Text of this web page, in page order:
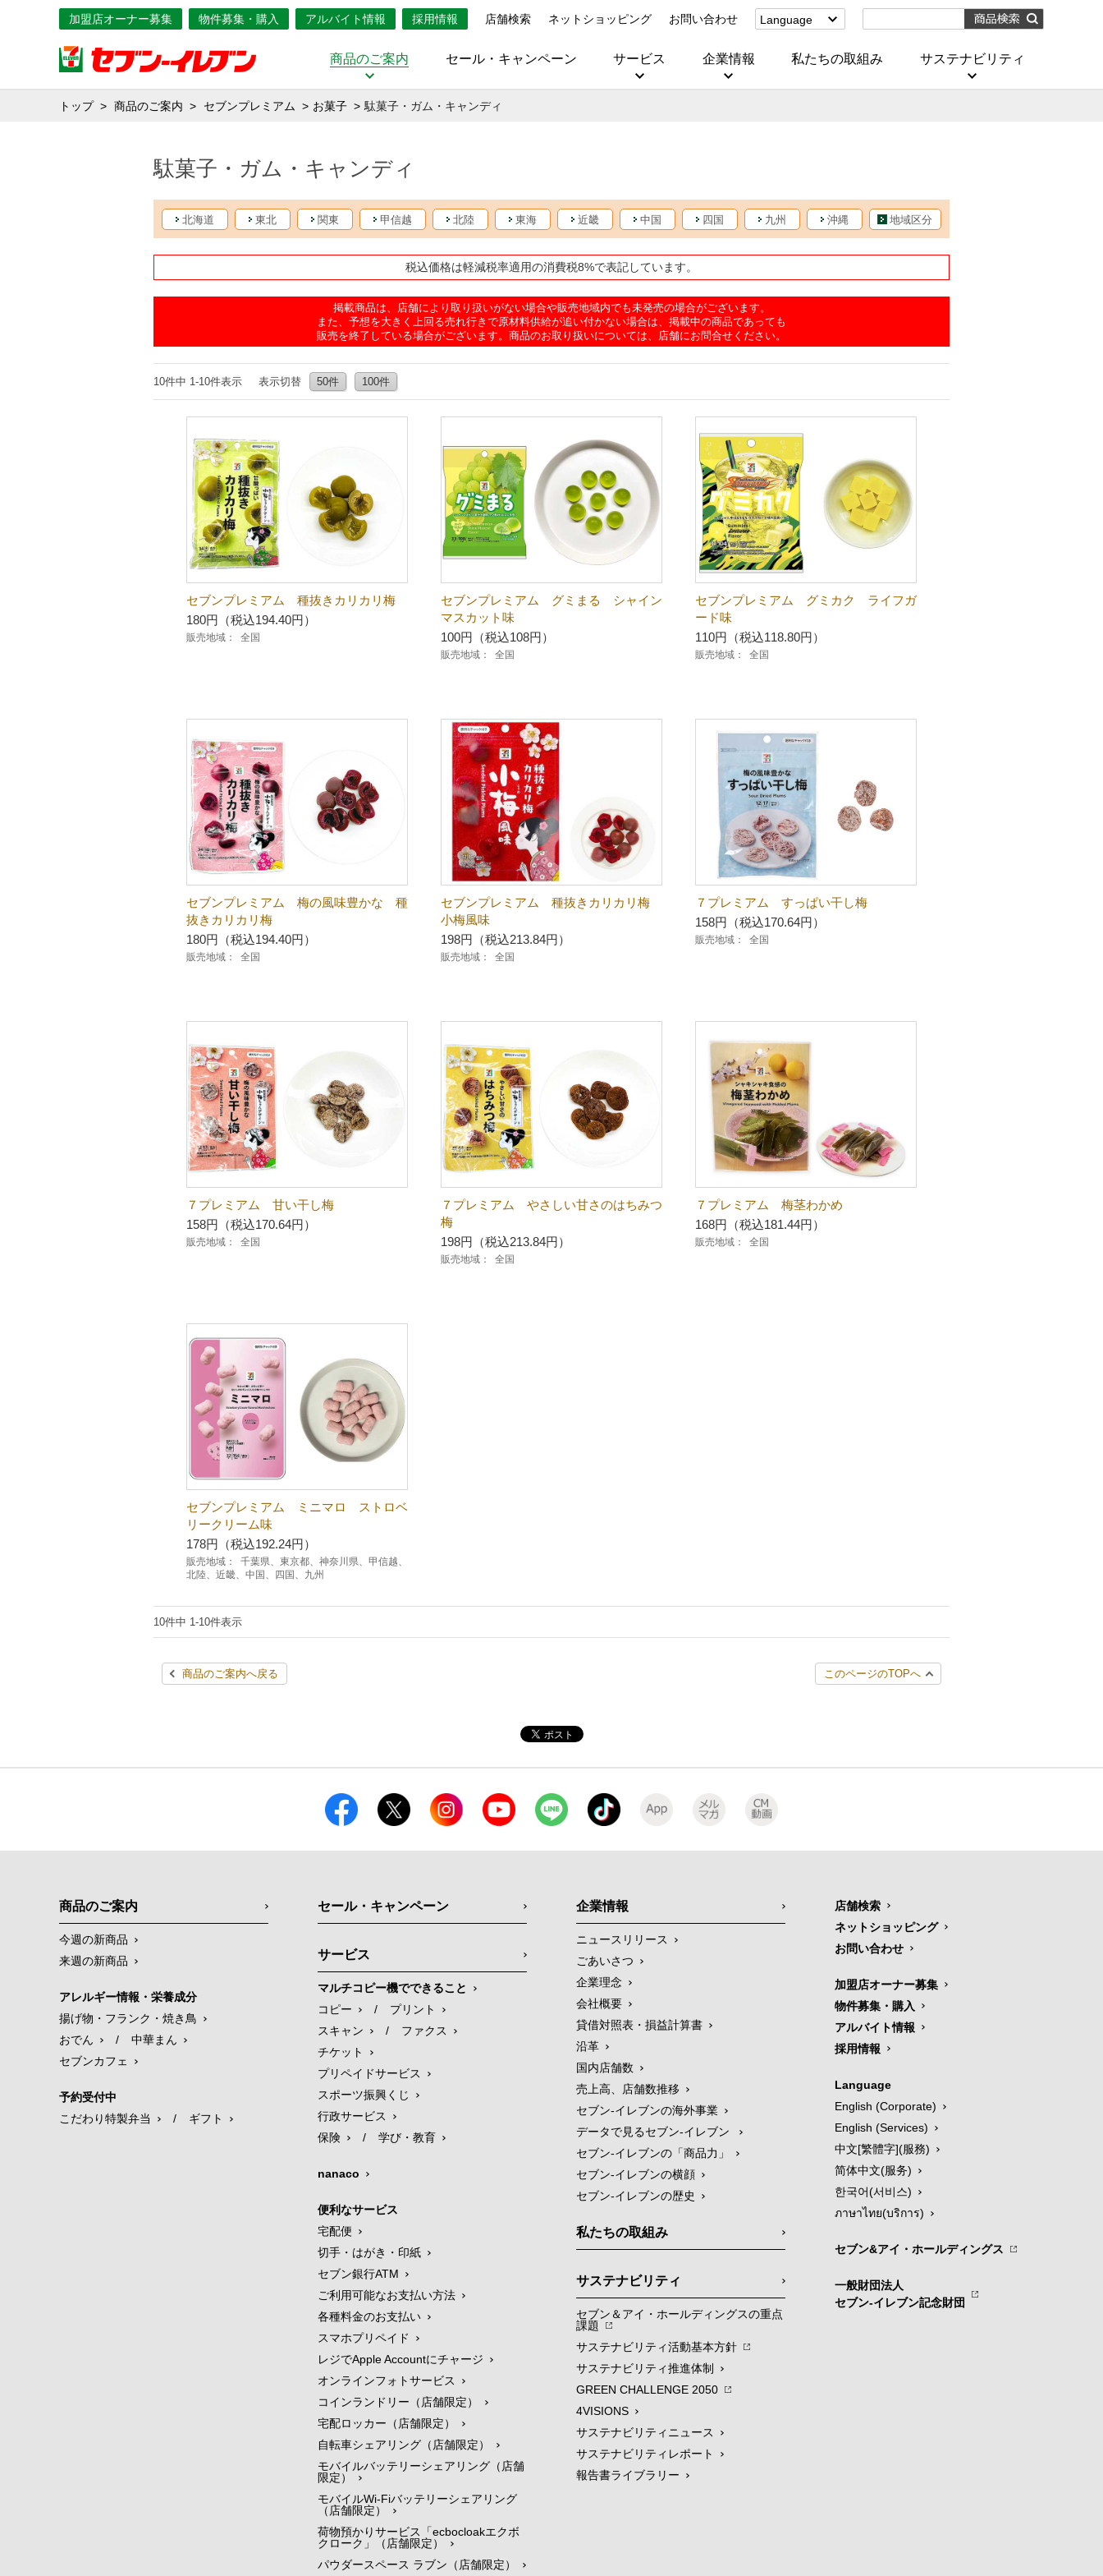
加盟店オーナー募集 物件募集・購入 アルバイト情報 採用情報 店舗検索 ネットショッピング お問い合わせ
Language
(Corporate)
(บริการ)
商品のご案内 セール・キャンペーン サービス 企業情報 私たちの取組み サステナビリティ
トップ 商品のご案内 セブンプレミアム お菓子 駄菓子・ガム・キャンディ
駄菓子・ガム・キャンディ
北海道 東北 関東 甲信越 北陸 東海 近畿 中国 四国 九州 沖縄 地域区分
税込価格は軽減税率適用の消費税8%で表記しています。
掲載商品は、店舗により取り扱いがない場合や販売地域内でも未発売の場合がございます。
また、予想を大きく上回る売れ行きで原材料供給が追い付かない場合は、掲載中の商品であっても
販売を終了している場合がございます。商品のお取り扱いについては、店舗にお問合せください。
10件中 1-10件表示 表示切替 50件 100件
セブンプレミアム 種抜きカリカリ梅
180円（税込194.40円）
販売地域： 全国
セブンプレミアム グミまる シャイン
マスカット味
100円（税込108円）
販売地域： 全国
セブンプレミアム グミカク ライフガ
ード味
110円（税込118.80円）
販売地域： 全国
セブンプレミアム 梅の風味豊かな 種
抜きカリカリ梅
180円（税込194.40円）
販売地域： 全国
セブンプレミアム 種抜きカリカリ梅
小梅風味
198円（税込213.84円）
販売地域： 全国
７プレミアム すっぱい干し梅
158円（税込170.64円）
販売地域： 全国
７プレミアム 甘い干し梅
158円（税込170.64円）
販売地域： 全国
７プレミアム やさしい甘さのはちみつ
梅
198円（税込213.84円）
販売地域： 全国
７プレミアム 梅茎わかめ
168円（税込181.44円）
販売地域： 全国
セブンプレミアム ミニマロ ストロベ
リークリーム味
178円（税込192.24円）
販売地域：
千葉県、東京都、神奈川県、甲信越、
北陸、近畿、中国、四国、九州
10件中 1-10件表示
商品のご案内へ戻る このページのTOPへ
商品のご案内
今週の新商品
来週の新商品
アレルギー情報・栄養成分
揚げ物・フランク・焼き鳥
おでん
/
中華まん
セブンカフェ
予約受付中
こだわり特製弁当
/ ギフト
セール・キャンペーン
サービス
マルチコピー機でできること
コピー
/
プリント
スキャン
/
ファクス
チケット
プリペイドサービス
スポーツ振興くじ
行政サービス
保険
/ 学び・教育
nanaco
便利なサービス
宅配便
切手・はがき・印紙
セブン銀行ATM
ご利用可能なお支払い方法
各種料金のお支払い
スマホプリペイド
レジでApple Accountにチャージ
オンラインフォトサービス
コインランドリー（店舗限定）
宅配ロッカー（店舗限定）
自転車シェアリング（店舗限定）
モバイルバッテリーシェアリング（店舗
限定）
モバイルWi-Fiバッテリーシェアリング
（店舗限定）
荷物預かりサービス「ecbocloakエクボ
クローク」（店舗限定）
パウダースペース ラブン（店舗限定）
企業情報
ニュースリリース
ごあいさつ
企業理念
会社概要
貸借対照表・損益計算書
沿革
国内店舗数
売上高、店舗数推移
セブン‐イレブンの海外事業
データで見るセブン‐イレブン
セブン‐イレブンの「商品力」
セブン-イレブンの横顔
セブン-イレブンの歴史
私たちの取組み
サステナビリティ
セブン＆アイ・ホールディングスの重点
課題
サステナビリティ活動基本方針
サステナビリティ推進体制
GREEN CHALLENGE 2050
4VISIONS
サステナビリティニュース
サステナビリティレポート
報告書ライブラリー
店舗検索
ネットショッピング
お問い合わせ
加盟店オーナー募集
物件募集・購入
アルバイト情報
採用情報
Language
English (Corporate)
English (Services)
中文[繁體字](服務)
简体中文(服务)
한국어(서비스)
ภาษาไทย(บริการ)
セブン&アイ・ホールディングス
一般財団法人
セブン-イレブン記念財団